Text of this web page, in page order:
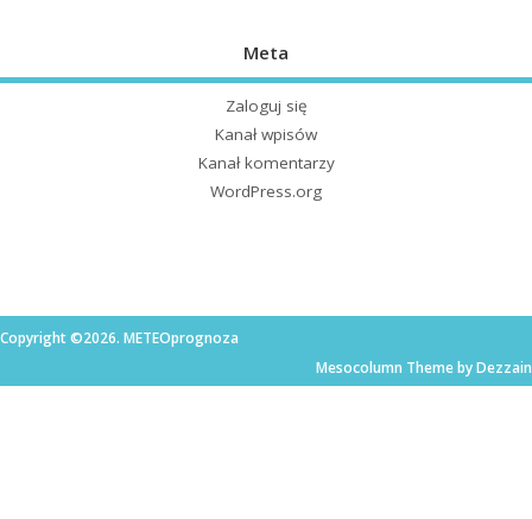
Meta
Zaloguj się
Kanał wpisów
Kanał komentarzy
WordPress.org
Copyright ©2026. METEOprognoza
Mesocolumn Theme by Dezzain